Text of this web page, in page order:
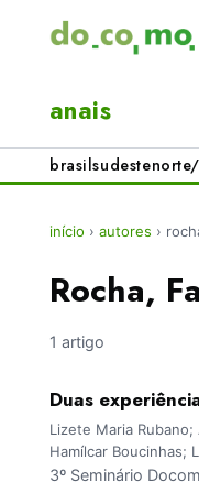
anais
brasilsudeste
início › autores ›
Rocha,
1 artigo
Duas
Lizete Maria
Hamílcar Boucinhas;
3º Seminário